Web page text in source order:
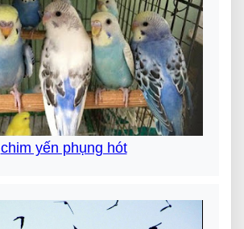
chim yến phụng hót